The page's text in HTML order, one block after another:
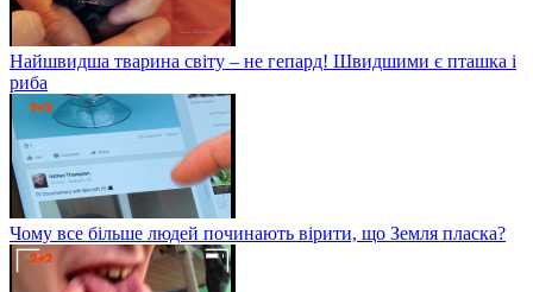
Найшвидша тварина світу – не гепард! Швидшими є пташка і
риба
Чому все більше людей починають вірити, що Земля пласка?